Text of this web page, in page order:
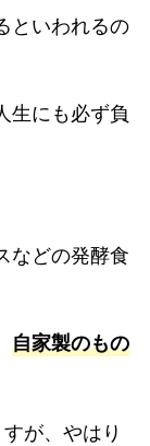
といわれるの
生にも必ず負
などの発酵食
自家製のもの
が、やはり